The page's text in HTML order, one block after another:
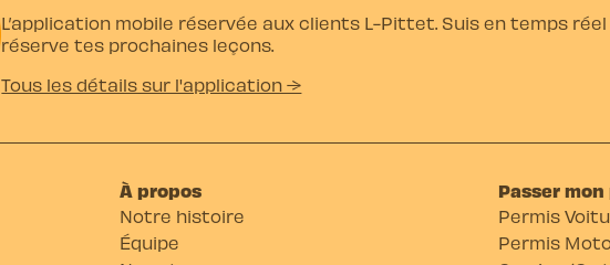
L’application mobile réservée aux clients L-Pittet. Suis en temps
réserve tes prochaines leçons.
Tous les détails sur l'application →
À propos
Notre histoire
Équipe
Passer
Permis
Permis